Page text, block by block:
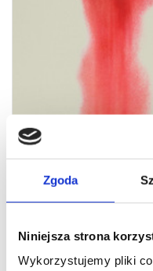
Zgoda
Niniejsza strona
Wykorzystujemy pliki